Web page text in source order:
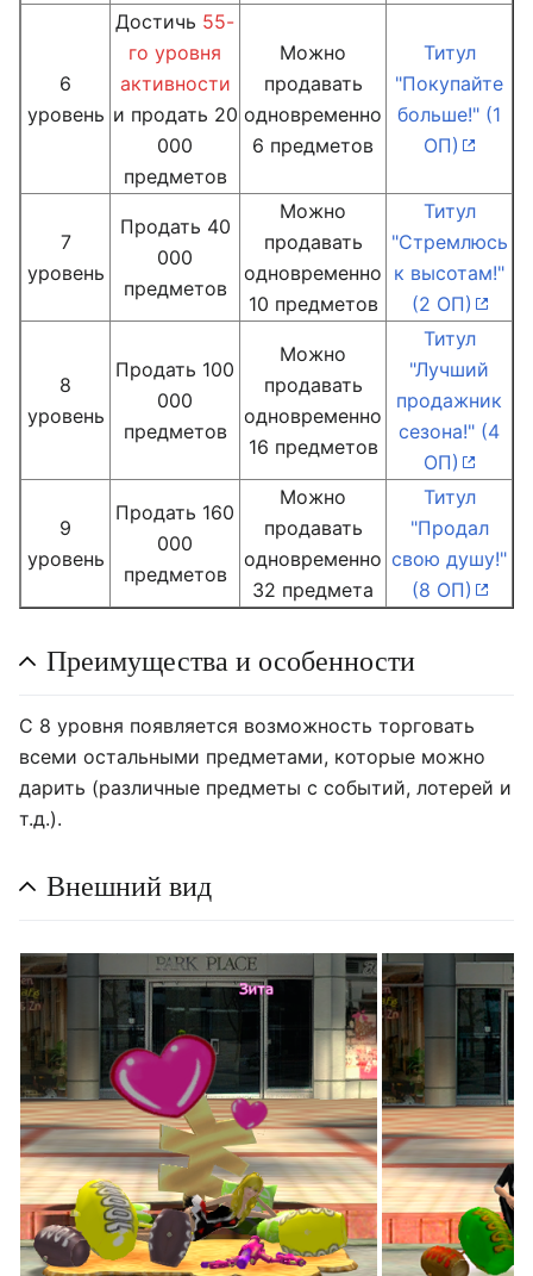
6
уровень
Достичь 55-
го уровня
активности
и продать 20
000
предметов
Можно
продавать
одновременно
6 предметов
Титул
"Покупайте
больше!" (1
ОП)
7
уровень
Продать 40
000
предметов
Можно
продавать
одновременно
10 предметов
Титул
"Стремлюсь
к высотам!"
(2 ОП)
8
уровень
Продать 100
000
предметов
Можно
продавать
одновременно
16 предметов
Титул
"Лучший
продажник
сезона!" (4
ОП)
9
уровень
Продать 160
000
предметов
Можно
продавать
одновременно
32 предмета
Титул
"Продал
свою душу!"
(8 ОП)
Преимущества и особенности
С 8 уровня появляется возможность торговать
всеми остальными предметами, которые можно
дарить (различные предметы с событий, лотерей и
т.д.).
Внешний вид